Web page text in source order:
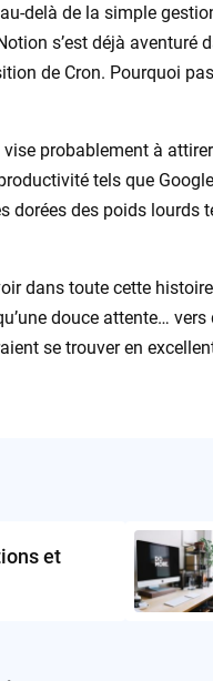
delà de la simple
s’est déjà aventuré
de Cron. Pourquoi
probablement à
tels que
dorées des poids lourds
dans toute cette
douce attente…
se trouver en
et